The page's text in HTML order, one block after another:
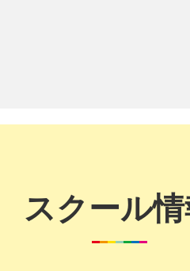
スクール情